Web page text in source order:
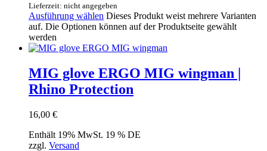
Lieferzeit: nicht angegeben
Ausführung wählen Dieses Produkt weist mehrere Varianten
auf. Die Optionen können auf der Produktseite gewählt
werden
MIG glove ERGO MIG wingman |
Rhino Protection
16,00 €
Enthält 19% MwSt. 19 % DE
zzgl. Versand